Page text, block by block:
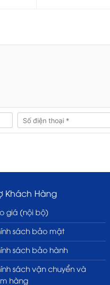
Khách Hàng
giá (nội bộ)
sách bảo mật
sách bảo hành
sách vận chuyển và
hàng